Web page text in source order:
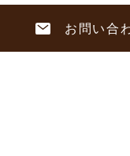
お問い合